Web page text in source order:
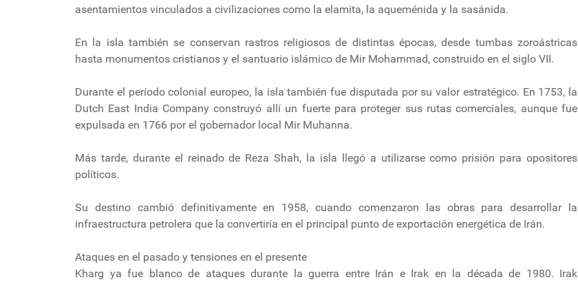
asentamientos vinculados a civilizaciones como la elamita, la aqueménida y la sasánida.
En la isla también se conservan rastros religiosos de distintas épocas, desde tumbas zoroástricas
hasta monumentos cristianos y el santuario islámico de Mir Mohammad, construido en el siglo VII.
Durante el período colonial europeo, la isla también fue disputada por su valor estratégico. En 1753, la
Dutch East India Company construyó allí un fuerte para proteger sus rutas comerciales, aunque fue
expulsada en 1766 por el gobernador local Mir Muhanna.
Más tarde, durante el reinado de Reza Shah, la isla llegó a utilizarse como prisión para opositores
políticos.
Su destino cambió definitivamente en 1958, cuando comenzaron las obras para desarrollar la
infraestructura petrolera que la convertiría en el principal punto de exportación energética de Irán.
Ataques en el pasado y tensiones en el presente
Kharg ya fue blanco de ataques durante la guerra entre Irán e Irak en la década de 1980. Irak